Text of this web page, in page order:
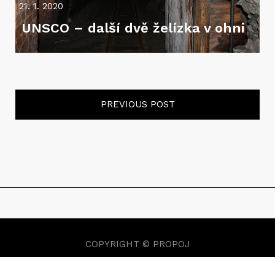
21. 1. 2020
UNSCO – další dvě želízka v ohni
PREVIOUS POST
COPYRIGHT © PROPOJ